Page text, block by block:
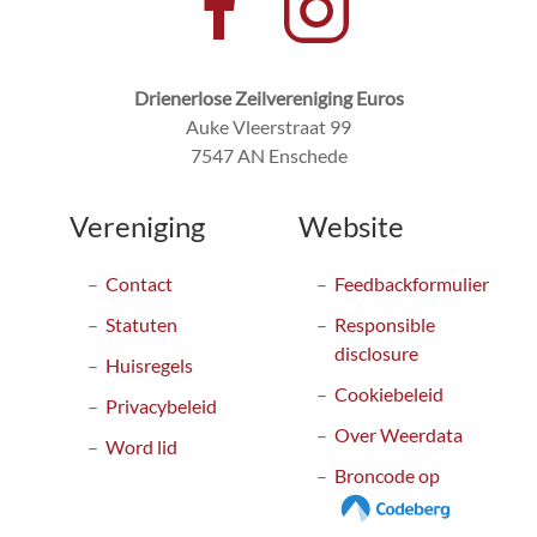
Drienerlose Zeilvereniging Euros
Auke Vleerstraat 99
7547 AN Enschede
Vereniging
Contact
Statuten
Huisregels
Privacybeleid
Word lid
Website
Feedbackformulier
Responsible
disclosure
Cookiebeleid
Over Weerdata
Broncode op